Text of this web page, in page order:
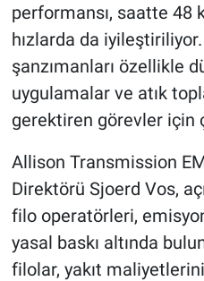
performansı, saatte 48
hızlarda da
şanzımanları özellikle
uygulamalar ve atık
gerektiren görevler için
Allison Transmission
Direktörü Sjoerd Vos,
filo operatörleri,
yasal baskı altında
filolar, yakıt